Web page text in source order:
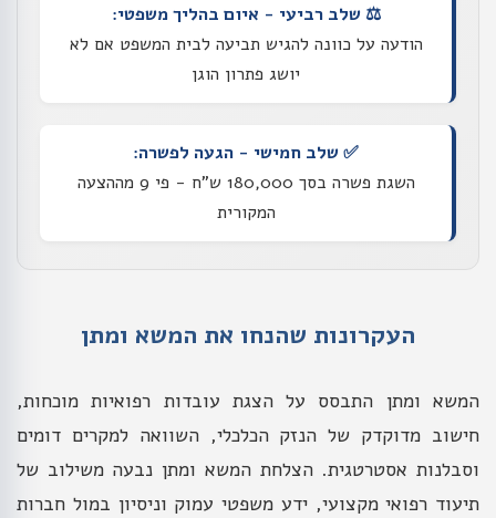
⚖️ שלב רביעי - איום בהליך משפטי:
הודעה על כוונה להגיש תביעה לבית המשפט אם לא
יושג פתרון הוגן
✅ שלב חמישי - הגעה לפשרה:
השגת פשרה בסך 180,000 ש"ח - פי 9 מההצעה
המקורית
העקרונות שהנחו את המשא ומתן
המשא ומתן התבסס על הצגת עובדות רפואיות מוכחות,
חישוב מדוקדק של הנזק הכלכלי, השוואה למקרים דומים
וסבלנות אסטרטגית. הצלחת המשא ומתן נבעה משילוב של
תיעוד רפואי מקצועי, ידע משפטי עמוק וניסיון במול חברות